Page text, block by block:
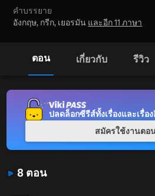
คำบรรยาย
อังกฤษ, กรีก, เยอรมัน และอีก 11 ภาษา
ตอน เกี่ยวกับ รีวิว
8 ตอน
ปลดล็อกซีรีส์ทั้งเรื่องและเรื่อ
สมัครใช้งานตอ